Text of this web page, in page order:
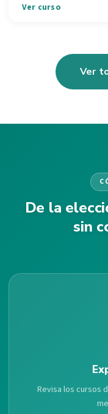
Ver curso
Ver
De la
sin
Revisa los cursos